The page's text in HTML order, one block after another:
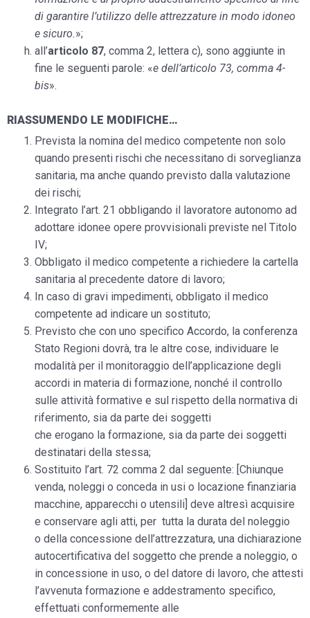
di garantire l’utilizzo delle attrezzature in modo idoneo
e sicuro.»;
all’articolo 87, comma 2, lettera c), sono aggiunte in
fine le seguenti parole: «e dell’articolo 73, comma 4-
bis».
RIASSUMENDO LE MODIFICHE…
Prevista la nomina del medico competente non solo
quando presenti rischi che necessitano di sorveglianza
sanitaria, ma anche quando previsto dalla valutazione
dei rischi;
Integrato l’art. 21 obbligando il lavoratore autonomo ad
adottare idonee opere provvisionali previste nel Titolo
IV;
Obbligato il medico competente a richiedere la cartella
sanitaria al precedente datore di lavoro;
In caso di gravi impedimenti, obbligato il medico
competente ad indicare un sostituto;
Previsto che con uno specifico Accordo, la conferenza
Stato Regioni dovrà, tra le altre cose, individuare le
modalità per il monitoraggio dell’applicazione degli
accordi in materia di formazione, nonché il controllo
sulle attività formative e sul rispetto della normativa di
riferimento, sia da parte dei soggetti
che erogano la formazione, sia da parte dei soggetti
destinatari della stessa;
Sostituito l’art. 72 comma 2 dal seguente: [Chiunque
venda, noleggi o conceda in usi o locazione finanziaria
macchine, apparecchi o utensili] deve altresì acquisire
e conservare agli atti, per tutta la durata del noleggio
o della concessione dell’attrezzatura, una dichiarazione
autocertificativa del soggetto che prende a noleggio, o
in concessione in uso, o del datore di lavoro, che attesti
l’avvenuta formazione e addestramento specifico,
effettuati conformemente alle